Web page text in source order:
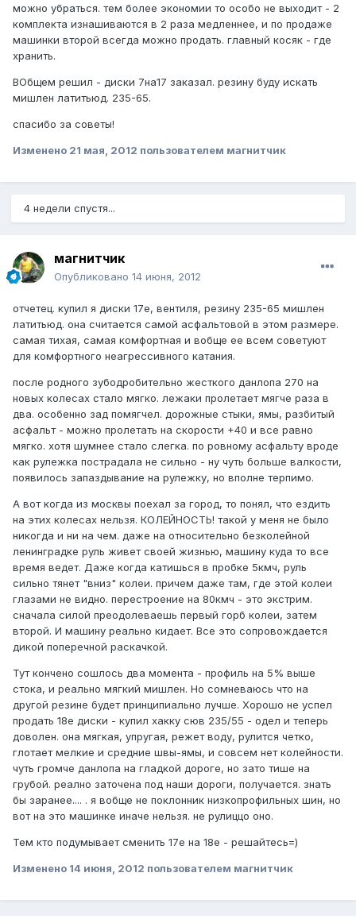
можно убраться. тем более экономии то особо не выходит - 2
комплекта изнашиваются в 2 раза медленнее, и по продаже
машинки второй всегда можно продать. главный косяк - где
хранить.
ВОбщем решил - диски 7на17 заказал. резину буду искать
мишлен латитьюд. 235-65.
спасибо за советы!
Изменено 21 мая, 2012 пользователем магнитчик
4 недели спустя...
магнитчик
Опубликовано 14 июня, 2012
отчетец. купил я диски 17е, вентиля, резину 235-65 мишлен
латитьюд. она считается самой асфальтовой в этом размере.
самая тихая, самая комфортная и вобще ее всем советуют
для комфортного неагрессивного катания.
после родного зубодробительно жесткого данлопа 270 на
новых колесах стало мягко. лежаки пролетает мягче раза в
два. особенно зад помягчел. дорожные стыки, ямы, разбитый
асфальт - можно пролетать на скорости +40 и все равно
мягко. хотя шумнее стало слегка. по ровному асфальту вроде
как рулежка пострадала не сильно - ну чуть больше валкости,
появилось запаздывание на рулежку, но вполне терпимо.
А вот когда из москвы поехал за город, то понял, что ездить
на этих колесах нельзя. КОЛЕЙНОСТЬ! такой у меня не было
никогда и ни на чем. даже на относительно безколейной
ленинградке руль живет своей жизнью, машину куда то все
время ведет. Даже когда катишься в пробке 5кмч, руль
сильно тянет "вниз" колеи. причем даже там, где этой колеи
глазами не видно. перестроение на 80кмч - это экстрим.
сначала силой преодолеваешь первый горб колеи, затем
второй. И машину реально кидает. Все это сопровождается
дикой поперечной раскачкой.
Тут кончено сошлось два момента - профиль на 5% выше
стока, и реально мягкий мишлен. Но сомневаюсь что на
другой резине будет принципиально лучше. Хорошо не успел
продать 18е диски - купил хакку сюв 235/55 - одел и теперь
доволен. она мягкая, упругая, режет воду, рулится четко,
глотает мелкие и средние швы-ямы, и совсем нет колейности.
чуть громче данлопа на гладкой дороге, но зато тише на
грубой. реално заточена под наши дороги, получается. знать
бы заранее.... . я вобще не поклонник низкопрофильных шин, но
вот на это машинке иначе нельзя. не рулиццо оно.
Тем кто подумывает сменить 17е на 18е - решайтесь=)
Изменено 14 июня, 2012 пользователем магнитчик